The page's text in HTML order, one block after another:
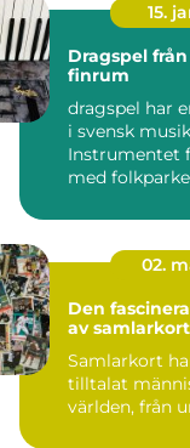
15.
Dragspel från folkpark till
finrum
dragspel har
i svensk
Instrumentet
med
02.
Den
av samlarkort
Samlarkort
tilltalat
världen, från